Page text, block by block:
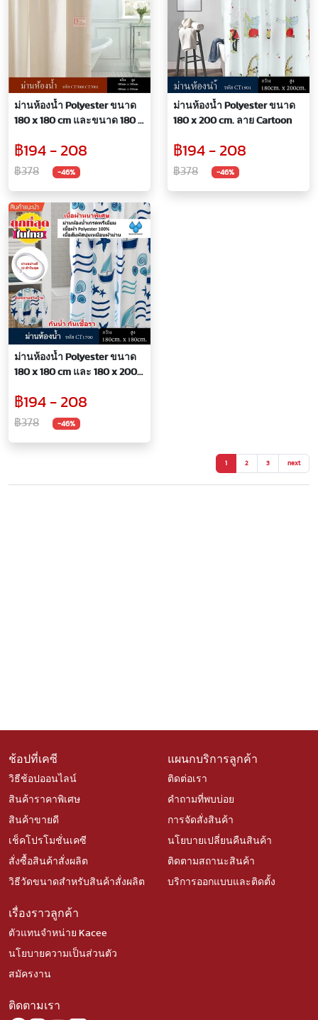
ม่านห้องน้ำ Polyester ขนาด
180 x 180 cm และขนาด 180 x
฿194 - 208
฿378 -46%
ม่านห้องน้ำ Polyester ขนาด
180 x 200 cm. ลาย Cartoon
฿194 - 208
฿378 -46%
ม่านห้องน้ำ Polyester ขนาด
180 x 180 cm และ 180 x 200
฿194 - 208
฿378 -46%
1 2 3 next
ช้อปที่เคซี
วิธีช้อปออนไลน์
สินค้าราคาพิเศษ
สินค้าขายดี
เช็คโปรโมชั่นเคซี
สั่งซื้อสินค้าสั่งผลิต
วิธีวัดขนาดสำหรับสินค้าสั่งผลิต
แผนกบริการลูกค้า
ติดต่อเรา
คำถามที่พบบ่อย
การจัดสั่งสินค้า
นโยบายเปลี่ยนคืนสินค้า
ติดตามสถานะสินค้า
บริการออกแบบและติดตั้ง
เรื่องราวลูกค้า
ตัวแทนจำหน่าย Kacee
นโยบายความเป็นส่วนตัว
สมัครงาน
ติดตามเรา